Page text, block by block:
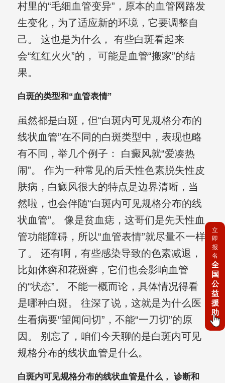
村里的“毛细血管变异”，原本的血管网路发
生变化，为了适应新的环境，它要调整自
己。 这也是为什么， 有些白斑看起来
会“红红火火”的， 可能是血管“搬家”的结
果。
白斑的类型和“血管表情”
虽然都是白斑，但“白斑内可见规格分布的
线状血管”在不同的白斑类型中，表现也略
有不同，举几个例子： 白癜风就“爱凑热
闹”。 作为一种常见的后天性色素脱失性皮
肤病，白癜风很大的特点是边界清晰，当
然啦，也会伴随“白斑内可见规格分布的线
状血管”。 像是贫血痣，这哥们是先天性血
管功能障碍，所以“血管表情”就尽量不一样
了。 还有啊，有些感染导致的色素减退，
比如体癣和花斑癣，它们也会影响血管
的“状态”。 不能一概而论，具体情况得看
是哪种白斑。 往深了说，这就是为什么医
生看病要“望闻问切”，不能“一刀切”的原
因。 别忘了，咱们今天聊的是白斑内可见
规格分布的线状血管是什么。
白斑内可见规格分布的线状血管是什么， 诊断和
立
即
报
名
全
国
公
益
援
助